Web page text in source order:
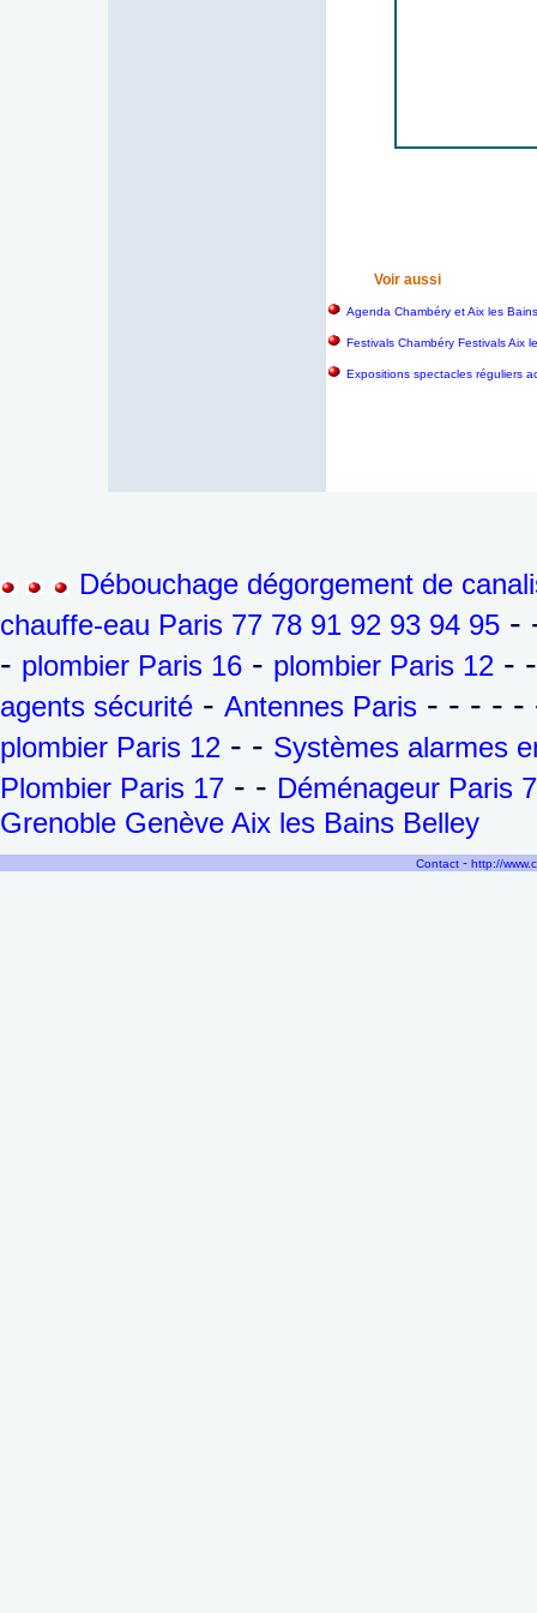
Voir aussi
Agenda Chambéry et Aix les
Festivals Chambéry Festivals Aix
Expositions spectacles réguliers
Débouchage dégorgement de
chauffe-eau Paris 77 78 91 92 93 94 95 -
- plombier Paris 16 - plombier Paris 12 -
agents sécurité - Antennes Paris - - - -
plombier Paris 12 - - Systèmes alarmes
Plombier Paris 17 - - Déménageur Paris
Grenoble Genève Aix les Bains Belley
Contact - http://